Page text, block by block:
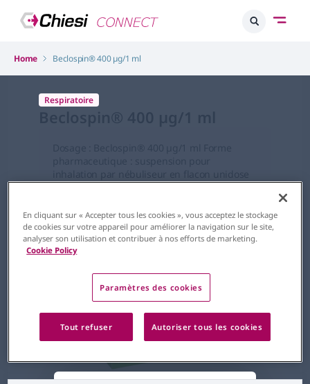
Home Beclospin® 400 µg/1 ml
Respiratoire
inhalation par nébuliseur en flacon unidose
DCI : dipropionate de béclométasone
En cliquant sur « Accepter tous les cookies », vous acceptez le stockage
de cookies sur votre appareil pour améliorer la navigation sur le site,
analyser son utilisation et contribuer à nos efforts de marketing.
Cookie Policy
Paramètres des cookies
Tout refuser Autoriser tous les cookies